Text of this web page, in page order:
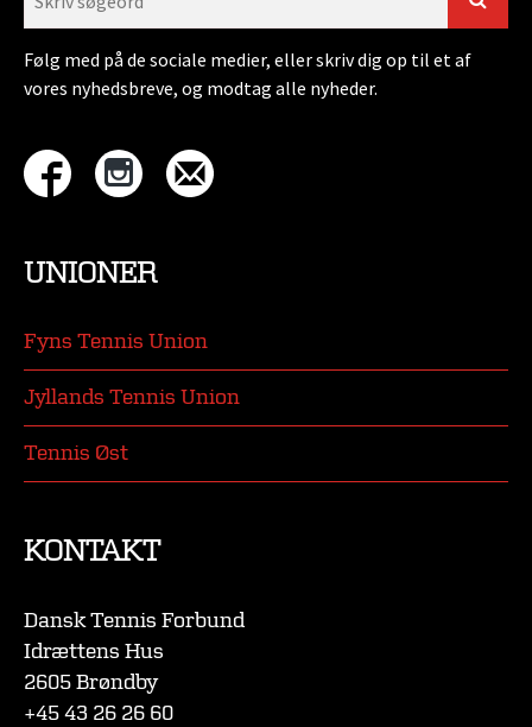
Følg med på de sociale medier, eller skriv dig op til et af
vores nyhedsbreve, og modtag alle nyheder.
UNIONER
Fyns Tennis Union
Jyllands Tennis Union
Tennis Øst
KONTAKT
Dansk Tennis Forbund
Idrættens Hus
2605 Brøndby
+45 43 26 26 60